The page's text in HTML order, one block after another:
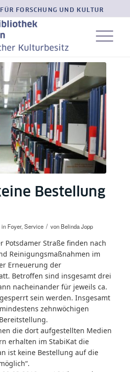
FORSCHUNG UND KULTUR
Bestellung
in Foyer, Service / von Belinda Jopp
Potsdamer Straße finden nach
Reinigungsmaßnahmen im
Erneuerung der
Betroffen sind insgesamt drei
nacheinander für jeweils ca.
sein werden. Insgesamt
zehnwöchigen
die dort aufgestellten Medien
erhalten im StabiKat die
ist keine Bestellung auf die